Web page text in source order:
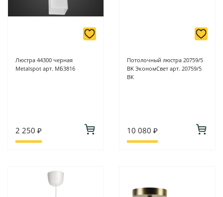
Люстра 44300 черная
Metalspot арт. МБ3816
2 250 ₽
Потолочный люстра 20759/5
BK ЭкономСвет арт. 20759/5
BK
10 080 ₽